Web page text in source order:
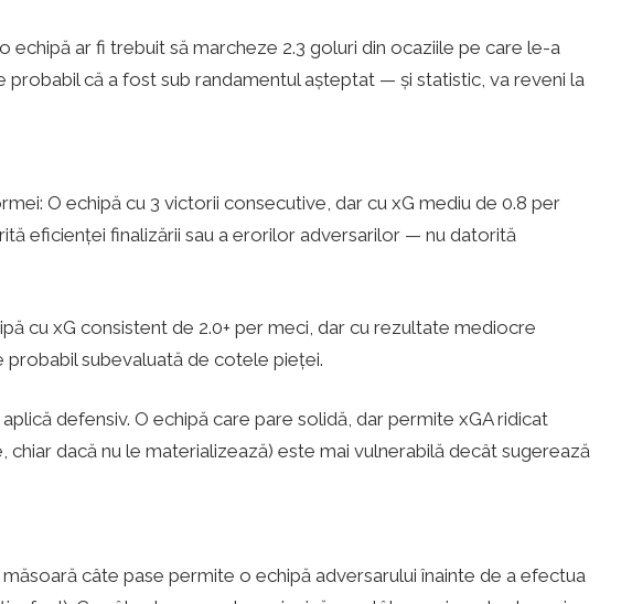
echipă ar fi trebuit să marcheze 2.3 goluri din ocaziile pe care le-a
probabil că a fost sub randamentul așteptat — și statistic, va reveni la
O echipă cu 3 victorii consecutive, dar cu xG mediu de 0.8 per
eficienței finalizării sau a erorilor adversarilor — nu datorită
cu xG consistent de 2.0+ per meci, dar cu rezultate mediocre
subevaluată de cotele pieței.
defensiv. O echipă care pare solidă, dar permite xGA ridicat
chiar dacă nu le materializează) este mai vulnerabilă decât sugerează
câte pase permite o echipă adversarului înainte de a efectua